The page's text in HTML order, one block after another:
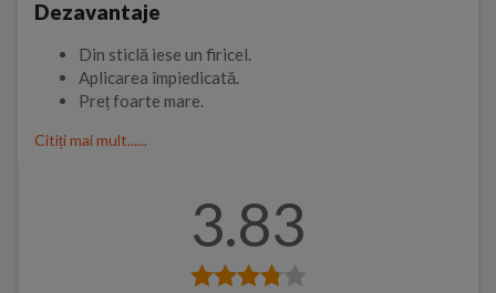
Dezavantaje
Din sticlă iese un firicel.
Aplicarea împiedicată.
Preț foarte mare.
Citiți mai mult......
3.83